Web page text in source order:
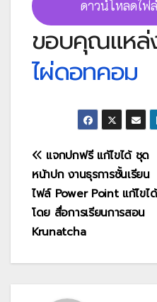
ดาวน์โหลดไฟ
ขอบคุณแหล่
ไผ่ดอทคอม
แนะแนว
เรื่อง
แจกปกฟรี แก้ไขได้ ชุด
หน้าปก งานธุรการชั้นเรียน
ไฟล์ Power Point แก้ไขได้
โดย สื่อการเรียนการสอน
Krunatcha